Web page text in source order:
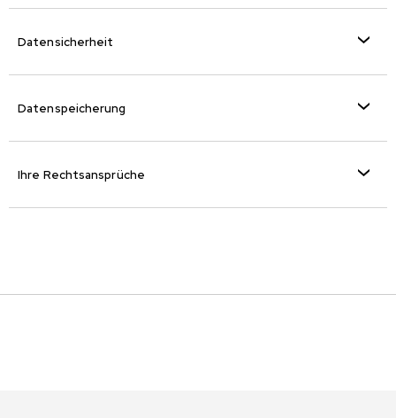
Datensicherheit
Datenspeicherung
Ihre Rechtsansprüche